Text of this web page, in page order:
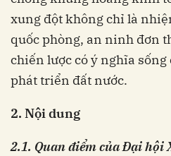
xung đột không chỉ là
quốc phòng, an ninh đơn
chiến lược có ý nghĩa
phát triển đất nước.
2. Nội dung
2.1. Quan điểm củaĐại hội